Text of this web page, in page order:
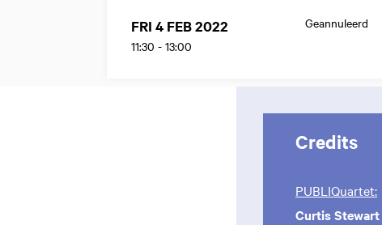
FRI 4 FEB 2022
11:30 - 13:00
Geannuleerd
Credits
PUBLIQuartet:
Curtis Stewart